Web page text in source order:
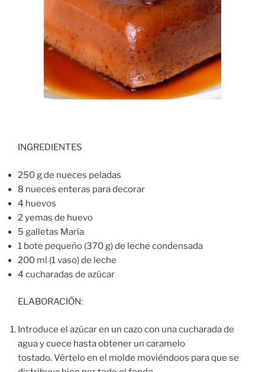
INGREDIENTES
250 g de nueces peladas
8 nueces enteras para decorar
4 huevos
2 yemas de huevo
5 galletas María
1 bote pequeño (370 g) de leche condensada
200 ml (1 vaso) de leche
4 cucharadas de azúcar
ELABORACIÓN:
Introduce el azúcar en un cazo con una cucharada de
agua y cuece hasta obtener un caramelo
tostado. Vértelo en el molde moviéndoos para que se